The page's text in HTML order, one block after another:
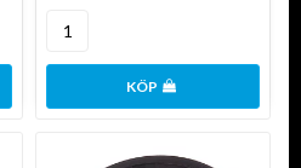
KÖP